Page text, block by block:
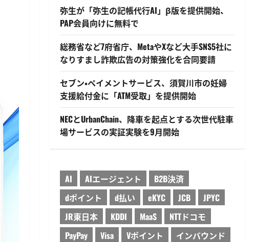
弥生が「弥生の記帳代行AI」β版を提供開始、
PAP会員向けに無料で
総務省など7府省庁、MetaやXなど大手SNS5社に
なりすまし詐欺広告の対策強化を合同要請
セブン・ペイメントサービス、須賀川市の妊婦
支援給付金に「ATM受取」を提供開始
NECとUrbanChain、降車を起点とする次世代駐車
場サービスの実証実験を9月開始
AI AIエージェント
B2B決済
dポイント
d払い eKYC JCB
JPYC
JR東日本
KDDI MaaS
NTTドコモ
PayPay
Visa Vポイント
インバウンド